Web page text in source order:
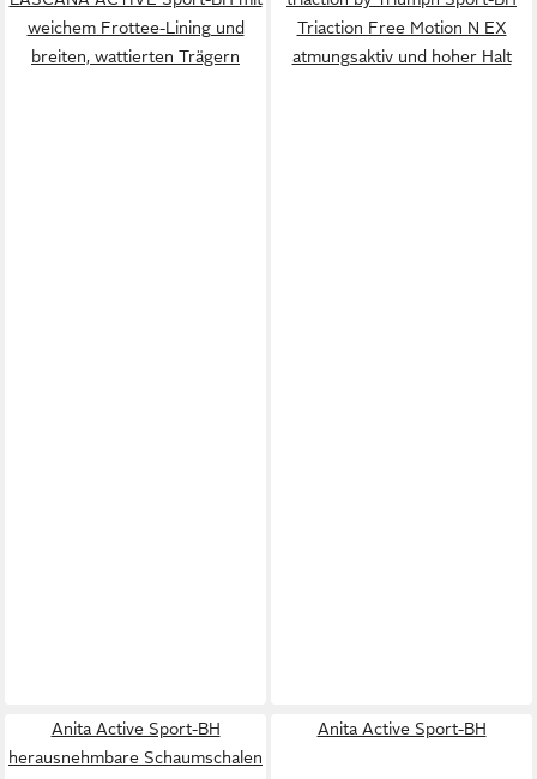
weichem Frottee-Lining und
breiten, wattierten Trägern
Triaction Free Motion N EX
atmungsaktiv und hoher Halt
Anita Active Sport-BH
herausnehmbare Schaumschalen
Anita Active Sport-BH